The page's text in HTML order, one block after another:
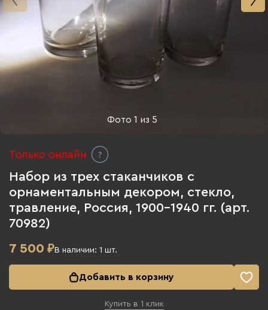
Фото1 из 5
Только онлайн
Набор из трех стаканчиков с
орнаментальным декором, стекло,
травление, Россия, 1900-1940 гг. (арт.
70982)
7 500 ₽В наличии: 1 шт.
Добавить в корзину
Купить в 1 клик